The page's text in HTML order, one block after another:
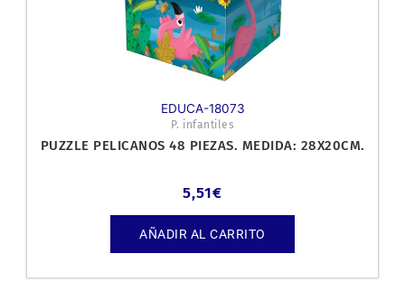
EDUCA-18073
P. infantiles
PUZZLE PELICANOS 48 PIEZAS. MEDIDA: 28X20CM.
5,51€
AÑADIR AL CARRITO